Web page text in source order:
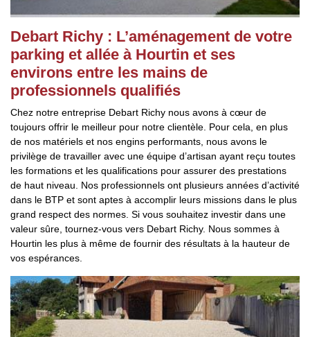
Debart Richy : L’aménagement de votre
parking et allée à Hourtin et ses
environs entre les mains de
professionnels qualifiés
Chez notre entreprise Debart Richy nous avons à cœur de
toujours offrir le meilleur pour notre clientèle. Pour cela, en plus
de nos matériels et nos engins performants, nous avons le
privilège de travailler avec une équipe d’artisan ayant reçu toutes
les formations et les qualifications pour assurer des prestations
de haut niveau. Nos professionnels ont plusieurs années d’activité
dans le BTP et sont aptes à accomplir leurs missions dans le plus
grand respect des normes. Si vous souhaitez investir dans une
valeur sûre, tournez-vous vers Debart Richy. Nous sommes à
Hourtin les plus à même de fournir des résultats à la hauteur de
vos espérances.